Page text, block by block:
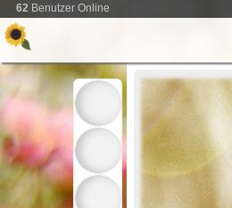
62 Benutzer Online